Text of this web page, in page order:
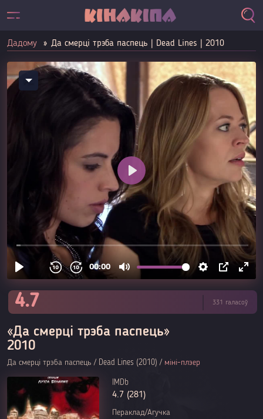
Дадому Да смерці трэба паспець | Dead Lines | 2010
«Да смерці трэба паспець»
2010
Да смерці трэба паспець / Dead Lines (2010) / міні-плэер
4.7 331 галасоў
IMDb
4.7 (281)
Пераклад/Агучка